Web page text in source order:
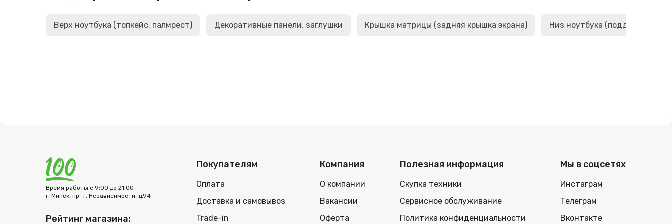
Верх ноутбука (топкейс, палмрест) Декоративные панели, заглушки Крышка матрицы (задняя крышка экрана) Низ ноутбука (поддон,
Время работы с 9:00 до 21:00
г. Минск, пр-т. Независимости, д.94
Рейтинг магазина:
Покупателям
Оплата
Доставка и самовывоз
Trade-in
Компания
О компании
Вакансии
Оферта
Полезная информация
Скупка техники
Сервисное обслуживание
Политика конфиденциальности
Мы в соцсетях
Инстаграм
Телеграм
Вконтакте